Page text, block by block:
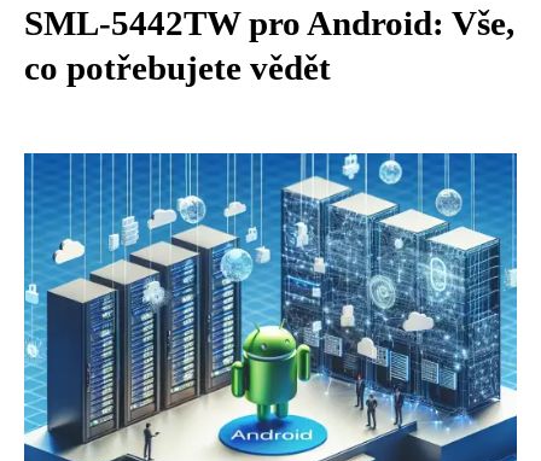
SML-5442TW pro Android: Vše,
co potřebujete vědět